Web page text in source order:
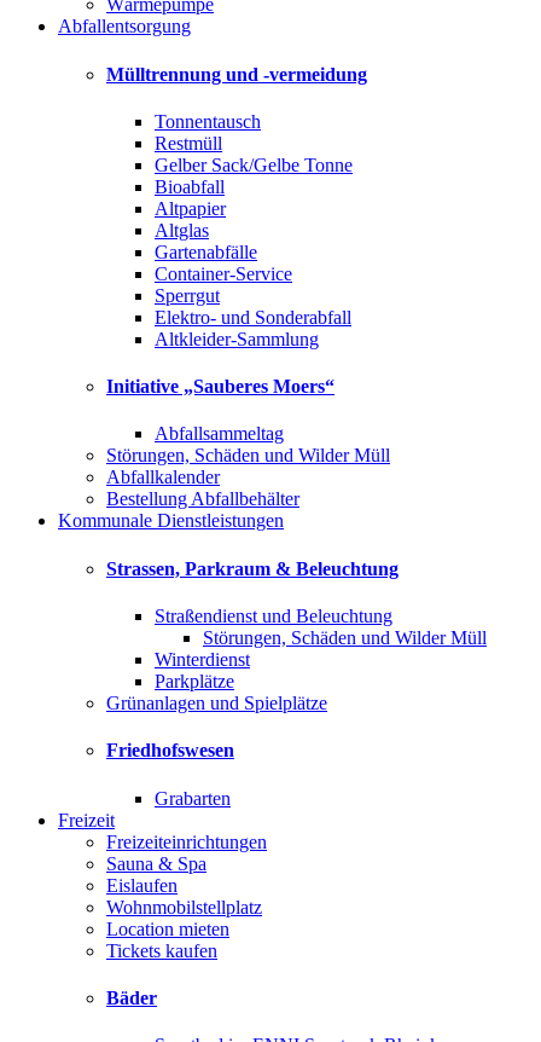
Wärmepumpe
Abfallentsorgung
Mülltrennung und -vermeidung
Tonnentausch
Restmüll
Gelber Sack/Gelbe Tonne
Bioabfall
Altpapier
Altglas
Gartenabfälle
Container-Service
Sperrgut
Elektro- und Sonderabfall
Altkleider-Sammlung
Initiative „Sauberes Moers“
Abfallsammeltag
Störungen, Schäden und Wilder Müll
Abfallkalender
Bestellung Abfallbehälter
Kommunale Dienstleistungen
Strassen, Parkraum & Beleuchtung
Straßendienst und Beleuchtung
Störungen, Schäden und Wilder Müll
Winterdienst
Parkplätze
Grünanlagen und Spielplätze
Friedhofswesen
Grabarten
Freizeit
Freizeiteinrichtungen
Sauna & Spa
Eislaufen
Wohnmobilstellplatz
Location mieten
Tickets kaufen
Bäder